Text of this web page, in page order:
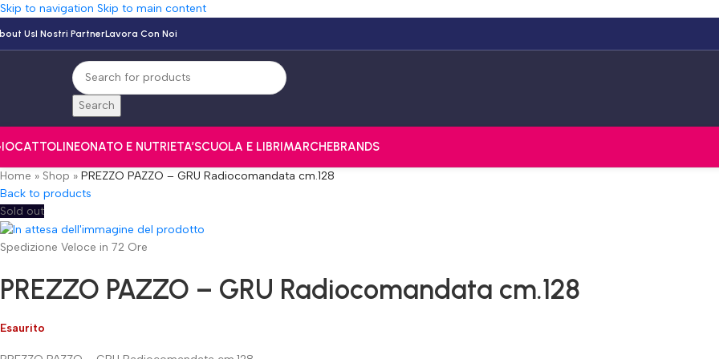
Skip to navigation Skip to main content
UsI Nostri PartnerLavora Con Noi
Search
NEONATO E NUTRIETA’SCUOLA E LIBRIMARCHEBRANDS
Home » Shop » PREZZO PAZZO – GRU Radiocomandata cm.128
Back to products
Sold out
Spedizione Veloce in 72 Ore
PREZZO PAZZO – GRU Radiocomandata cm.128
Esaurito